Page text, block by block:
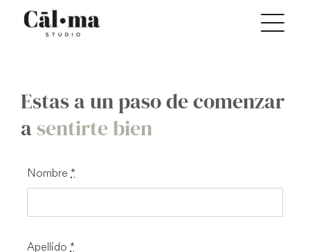
contenido
Estas a un paso de comenzar
asentirte bien
Nombre*
Apellido*